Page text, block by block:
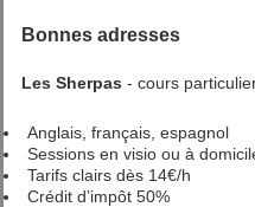
Bonnes adresses
Les Sherpas - cours
Anglais, français, espagnol
Sessions en visio ou à
Tarifs clairs dès 14€/h
Crédit d’impôt 50%